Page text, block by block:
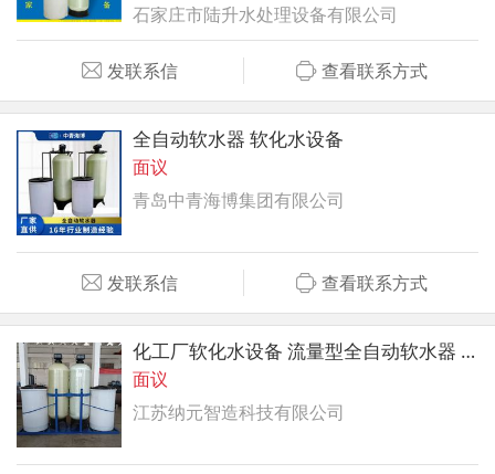
石家庄市陆升水处理设备有限公司
发联系信 查看联系方式
全自动软水器 软化水设备
面议
青岛中青海博集团有限公司
发联系信 查看联系方式
化工厂软化水设备 流量型全自动软水器 自动软水装置
面议
江苏纳元智造科技有限公司